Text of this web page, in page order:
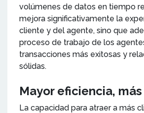
volúmenes de datos en tiempo
mejora significativamente la
cliente y del agente, sino que
proceso de trabajo de los
transacciones más exitosas y
sólidas.
Mayor eficiencia,
La capacidad para atraer a más